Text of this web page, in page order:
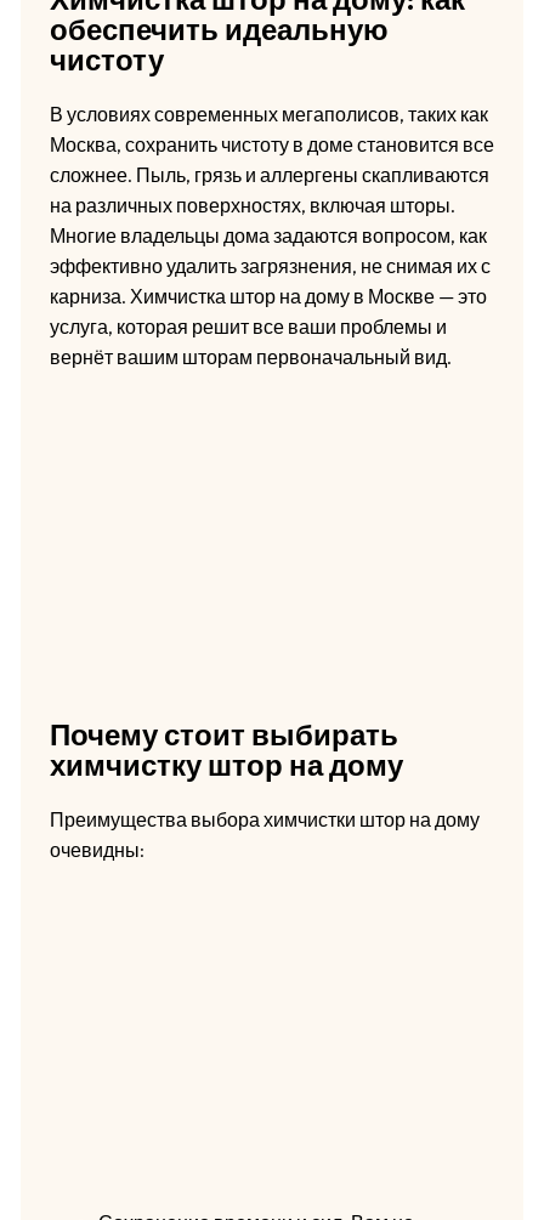
обеспечить идеальную
чистоту
В условиях современных мегаполисов, таких как
Москва, сохранить чистоту в доме становится все
сложнее. Пыль, грязь и аллергены скапливаются
на различных поверхностях, включая шторы.
Многие владельцы дома задаются вопросом, как
эффективно удалить загрязнения, не снимая их с
карниза. Химчистка штор на дому в Москве — это
услуга, которая решит все ваши проблемы и
вернёт вашим шторам первоначальный вид.
Почему стоит выбирать
химчистку штор на дому
Преимущества выбора химчистки штор на дому
очевидны: